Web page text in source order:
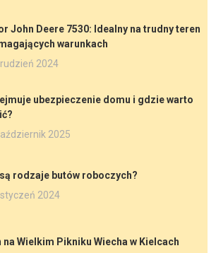
John Deere 7530: Idealny na trudny teren
warunkach
2024
ubezpieczenie domu i gdzie warto
2025
rodzaje butów roboczych?
2024
na Wielkim Pikniku Wiecha w Kielcach